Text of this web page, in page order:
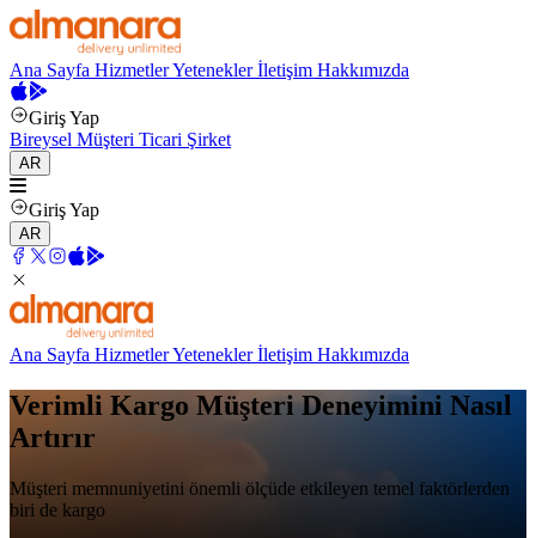
Ana Sayfa HizmetlerYeteneklerİletişim Hakkımızda
Giriş Yap
Bireysel Müşteri Ticari Şirket
AR
Giriş Yap
AR
Ana Sayfa HizmetlerYeteneklerİletişim Hakkımızda
Verimli Kargo Müşteri Deneyimini Nasıl
Artırır
Müşteri memnuniyetini önemli ölçüde etkileyen temel faktörlerden
biri de kargo